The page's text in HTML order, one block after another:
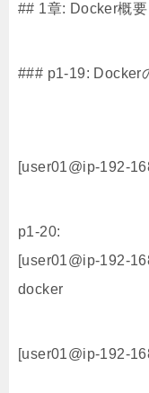
## 1章: Docker概要
### p1-19: Docker
[user01@ip-192-
p1-20:
[user01@ip-192-
docker
[user01@ip-192-